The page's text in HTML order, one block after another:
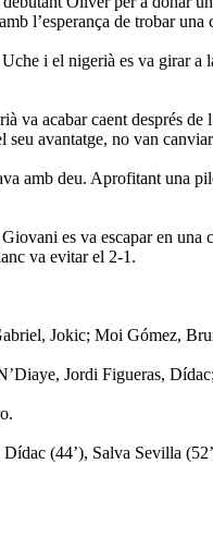
l’esperança de trobar
i el nigerià es va girar
va acabar caent després
avantatge, no van
amb deu. Aprofitant una
es va escapar en
va evitar el 2-1.
Jokic; Moi Gómez,
Jordi Figueras,
(44’), Salva Sevilla